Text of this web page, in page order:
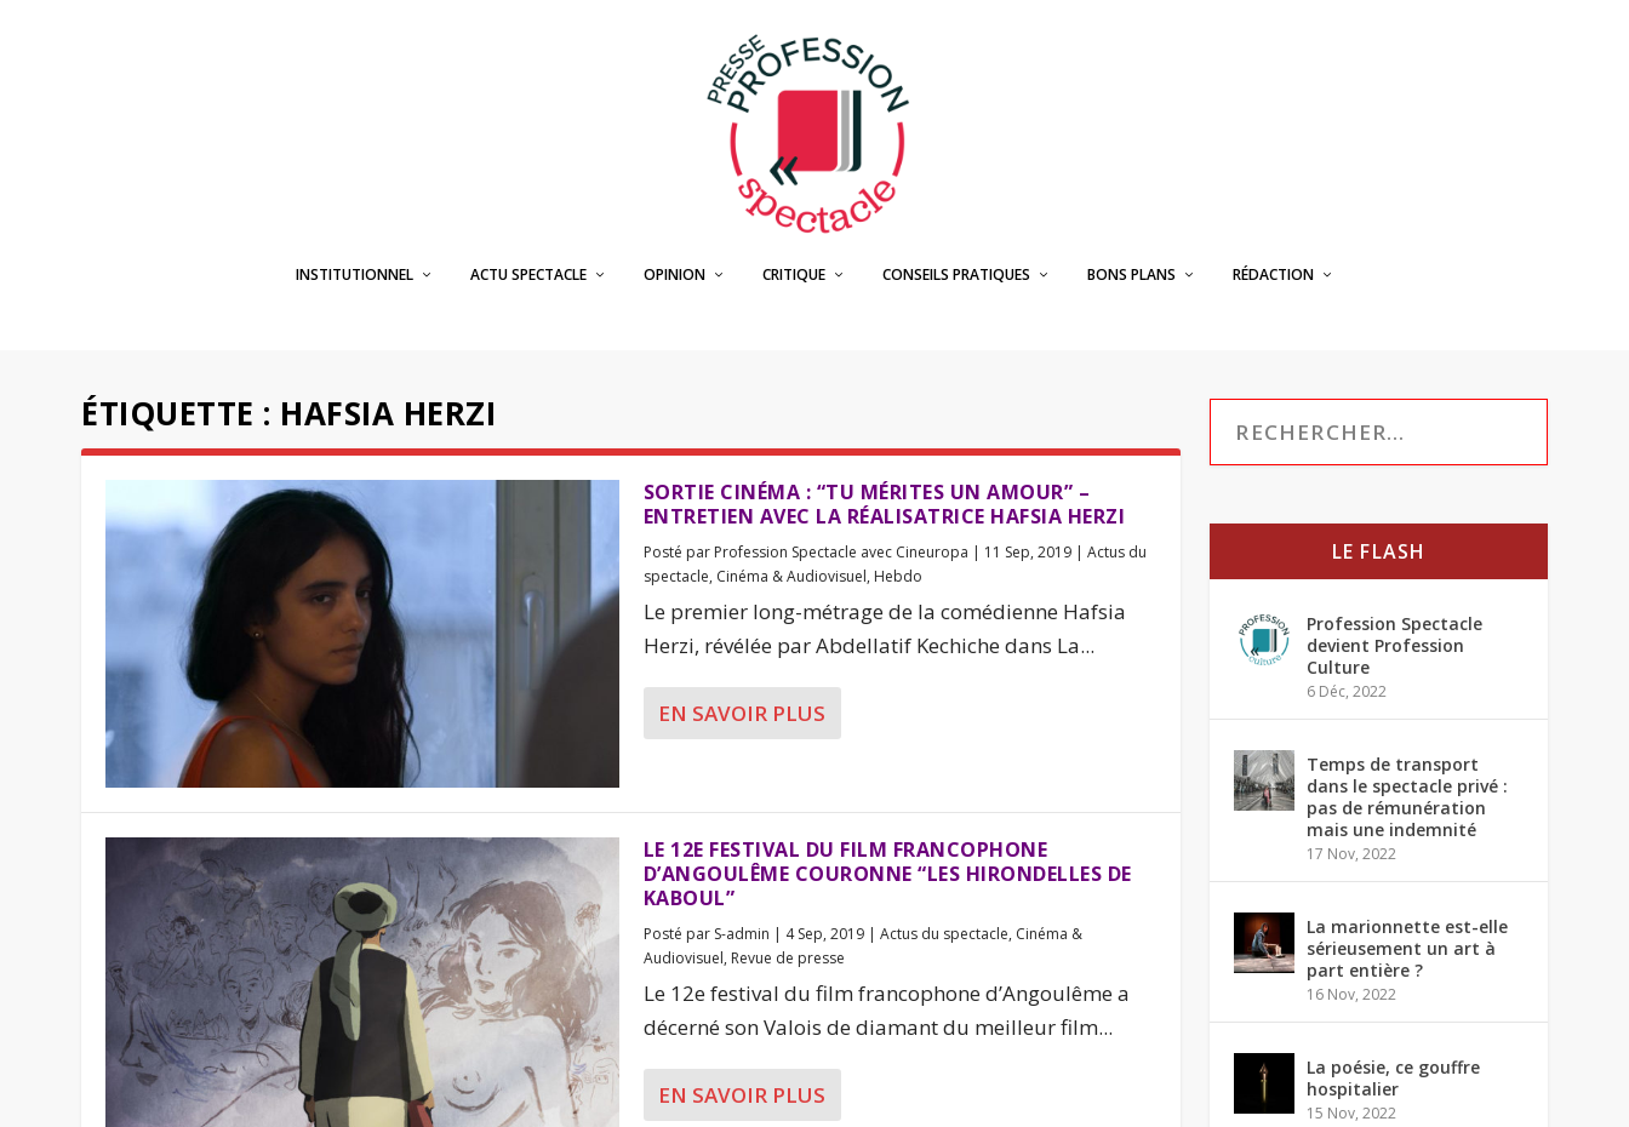
INSTITUTIONNEL ACTU SPECTACLE OPINION CRITIQUE CONSEILS PRATIQUES BONS PLANS RÉDACTION
ÉTIQUETTE : HAFSIA HERZI
SORTIE CINÉMA : “TU MÉRITES UN AMOUR” –
ENTRETIEN AVEC LA RÉALISATRICE HAFSIA HERZI
Posté par Profession Spectacle avec Cineuropa | 11 Sep, 2019| Actus du
spectacle, Cinéma & Audiovisuel, Hebdo
Le premier long-métrage de la comédienne Hafsia
Herzi, révélée par Abdellatif Kechiche dans La...
EN SAVOIR PLUS
LE 12E FESTIVAL DU FILM FRANCOPHONE
D’ANGOULÊME COURONNE “LES HIRONDELLES DE
KABOUL”
Posté par S-admin | 4 Sep, 2019| Actus du spectacle, Cinéma &
Audiovisuel, Revue de presse
Le 12e festival du film francophone d’Angoulême a
décerné son Valois de diamant du meilleur film...
EN SAVOIR PLUS
LE FLASH
Profession Spectacle
devient Profession
Culture
6 Déc, 2022
Temps de transport
dans le spectacle privé :
pas de rémunération
mais une indemnité
17 Nov, 2022
La marionnette est-elle
sérieusement un art à
part entière ?
16 Nov, 2022
La poésie, ce gouffre
hospitalier
15 Nov, 2022